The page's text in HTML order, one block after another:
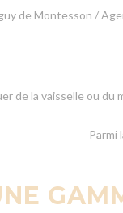
de Montesson /
de la vaisselle ou
Parmi